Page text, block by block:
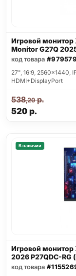
Игровой монитор
Monitor G27Q
код товара
27", 16:9, 2560x1440,
HDMI+DisplayPort
520р.
538,20р.
В наличии
Игровой монитор
2026 P27QDC-RG
код товара